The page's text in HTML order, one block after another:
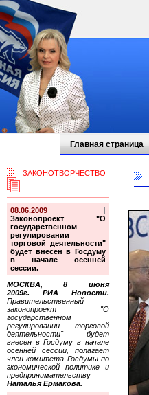
Главная страница
ЗАКОНОТВОРЧЕСТВО
08.06.2009 |
Законопроект "О
государственном
регулировании
торговой деятельности"
будет внесен в Госдуму
в начале осенней
сессии.
МОСКВА, 8 июня
2009г. РИА Новости.
Правительственный
законопроект "О
государственном
регулировании торговой
деятельности" будет
внесен в Госдуму в начале
осенней сессии, полагает
член комитета Госдумы по
экономической политике и
предпринимательству
Наталья Ермакова.